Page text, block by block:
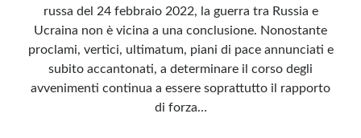
russa del 24 febbraio 2022, la guerra tra Russia e
Ucraina non è vicina a una conclusione. Nonostante
proclami, vertici, ultimatum, piani di pace annunciati e
subito accantonati, a determinare il corso degli
avvenimenti continua a essere soprattutto il rapporto
di forza…